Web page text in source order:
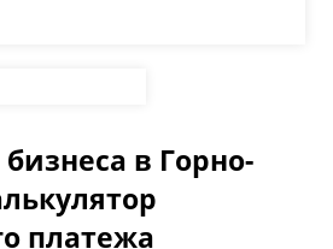
в Горно-
платежа